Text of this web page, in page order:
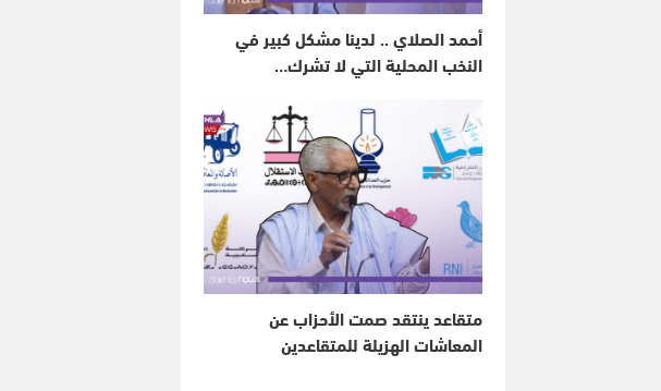
أحمد الصلاي .. لدينا مشكل كبير في
النخب المحلية التي لا تشرك…
متقاعد ينتقد صمت الأحزاب عن
المعاشات الهزيلة للمتقاعدين